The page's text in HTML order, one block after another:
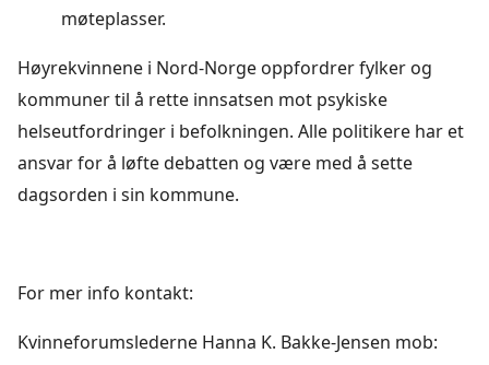
møteplasser.
Høyrekvinnene i Nord-Norge oppfordrer fylker og
kommuner til å rette innsatsen mot psykiske
helseutfordringer i befolkningen. Alle politikere har et
ansvar for å løfte debatten og være med å sette
dagsorden i sin kommune.
For mer info kontakt:
Kvinneforumslederne Hanna K. Bakke-Jensen mob: